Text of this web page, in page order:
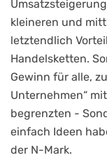
kleineren und
letztendlich
Handelsketten.
Gewinn für alle,
Unternehmen“
begrenzten -
einfach Ideen
der N-Mark.